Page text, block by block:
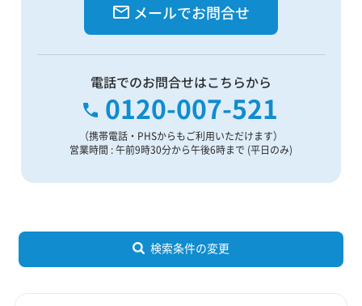
メールでお問合せ
電話でのお問合せはこちらから
0120-007-521
（携帯電話・PHSからもご利用いただけます）
営業時間 : 午前9時30分から午後6時まで (平日のみ)
検索条件の変更